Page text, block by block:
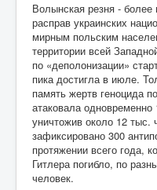
Волынская резня - более
расправ украинских
мирным польским
территории всей
по «деполонизации»
пика достигла в июле.
память жертв геноцида
атаковала
уничтожив около 12
зафиксировано 300
протяжении всего года,
Гитлера погибло, по
человек.